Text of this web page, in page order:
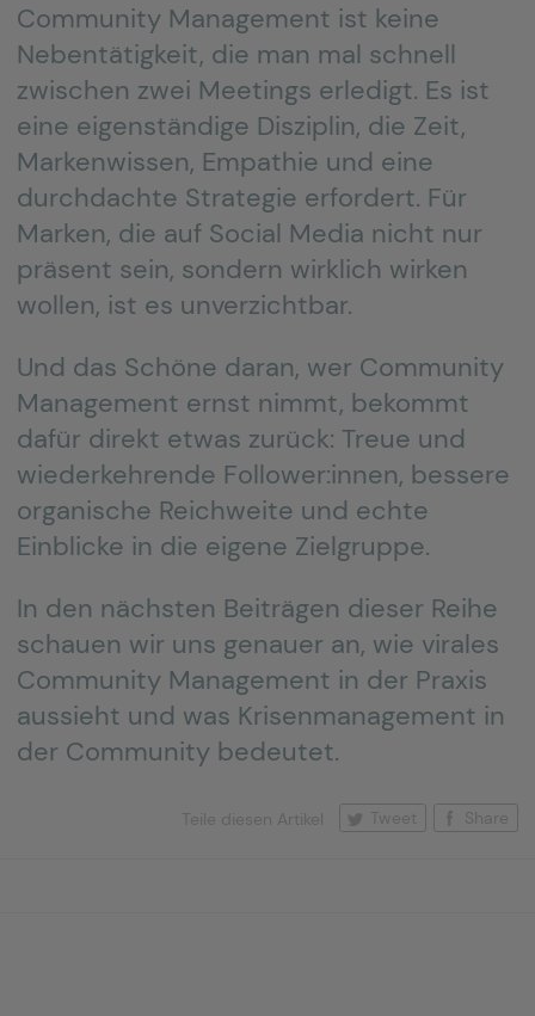
Community Management ist keine
Nebentätigkeit, die man mal schnell
zwischen zwei Meetings erledigt. Es ist
eine eigenständige Disziplin, die Zeit,
Markenwissen, Empathie und eine
durchdachte Strategie erfordert. Für
Marken, die auf Social Media nicht nur
präsent sein, sondern wirklich wirken
wollen, ist es unverzichtbar.
Und das Schöne daran, wer Community
Management ernst nimmt, bekommt
dafür direkt etwas zurück: Treue und
wiederkehrende Follower:innen, bessere
organische Reichweite und echte
Einblicke in die eigene Zielgruppe.
In den nächsten Beiträgen dieser Reihe
schauen wir uns genauer an, wie virales
Community Management in der Praxis
aussieht und was Krisenmanagement in
der Community bedeutet.
Teile diesen Artikel Tweet Share